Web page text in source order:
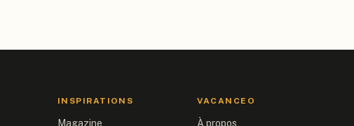
INSPIRATIONS
Magazine
VACANCEO
À propos